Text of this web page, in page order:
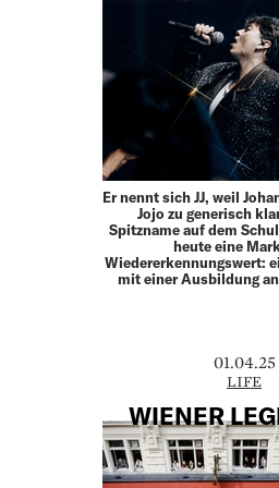
Er nennt sich JJ, weil
Jojo zu generisch
Spitzname auf dem
heute eine
Wiedererkennungswert:
mit einer Ausbildung
01.04.25
LIFE
WIENER